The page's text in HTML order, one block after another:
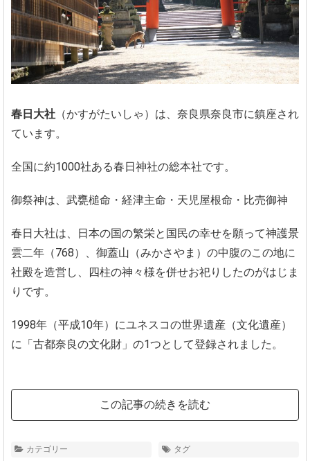
春日大社 （かすがたいしゃ）は、奈良県奈良市に鎮座され
ています。
全国に約1000社ある春日神社の総本社です。
御祭神は、武甕槌命・経津主命・天児屋根命・比売御神
春日大社は、日本の国の繁栄と国民の幸せを願って神護景
雲二年（768）、御蓋山（みかさやま）の中腹のこの地に
社殿を造営し、四柱の神々様を併せお祀りしたのがはじま
りです。
1998年（平成10年）にユネスコの世界遺産（文化遺産）
に「古都奈良の文化財」の1つとして登録されました。
この記事の続きを読む
カテゴリー タグ